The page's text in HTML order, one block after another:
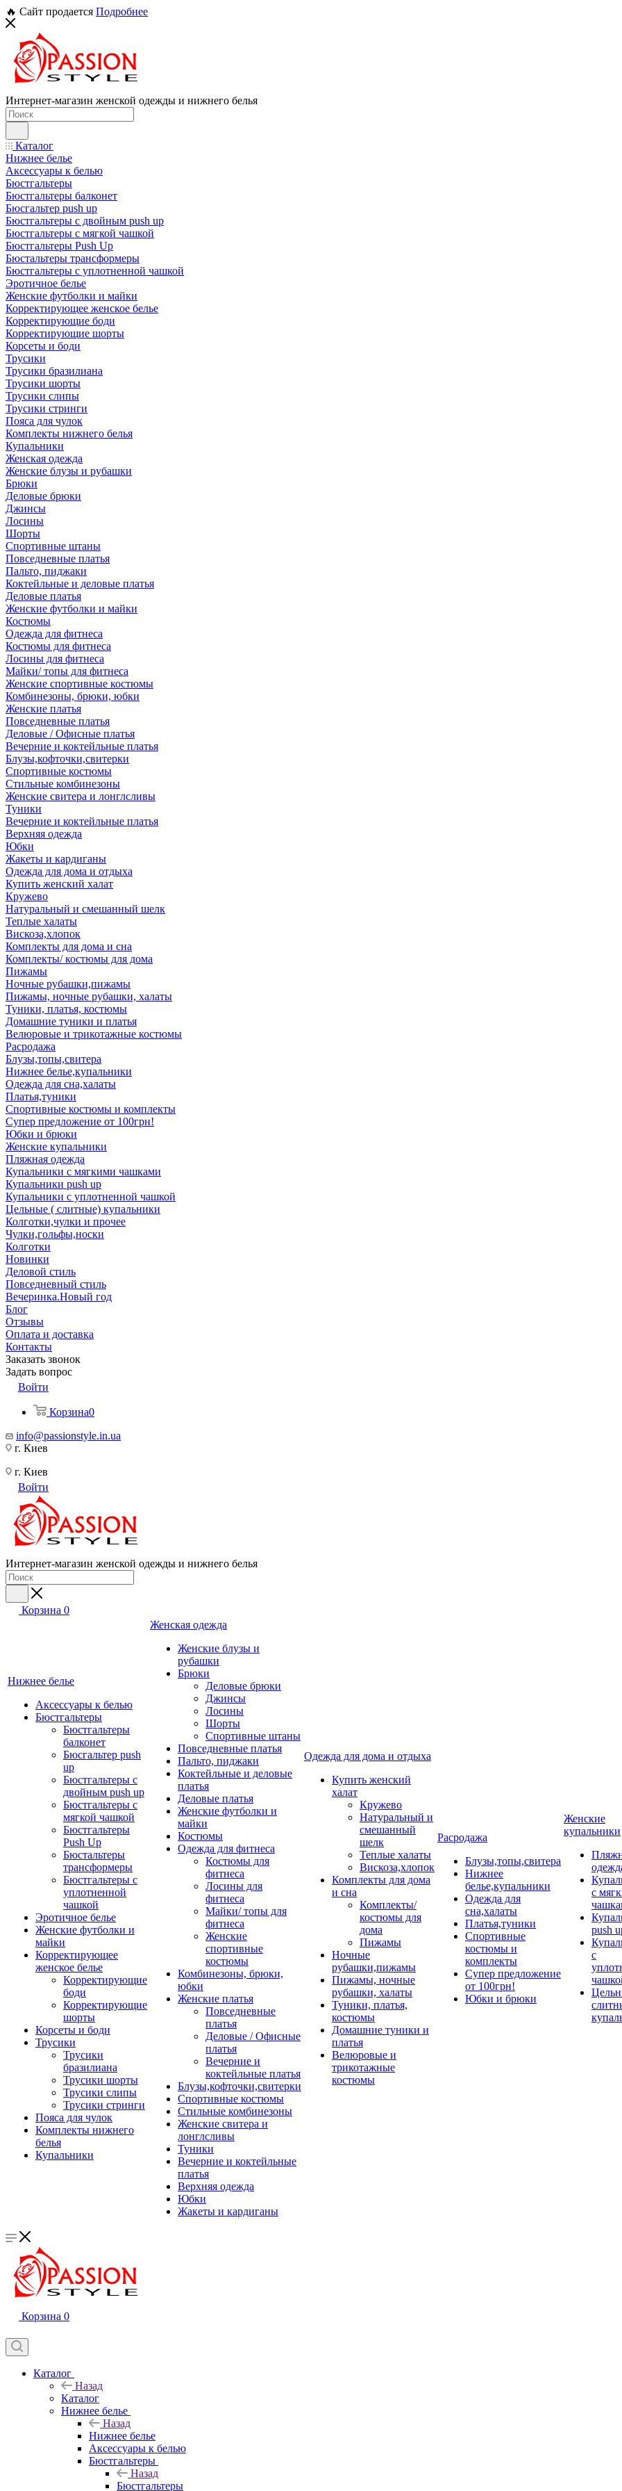
🔥 Сайт продается Подробнее
Интернет-магазин женской одежды и нижнего белья
Каталог
Нижнее белье
Аксессуары к белью
Бюстгальтеры
Бюстгальтеры балконет
Бюсгальтер push up
Бюстгальтеры с двойным push up
Бюстгальтеры с мягкой чашкой
Бюстгальтеры Push Up
Бюстальтеры трансформеры
Бюстгальтеры с уплотненной чашкой
Эротичное белье
Женские футболки и майки
Корректирующее женское белье
Корректирующие боди
Корректирующие шорты
Корсеты и боди
Трусики
Трусики бразилиана
Трусики шорты
Трусики слипы
Трусики стринги
Пояса для чулок
Комплекты нижнего белья
Купальники
Женская одежда
Женские блузы и рубашки
Брюки
Деловые брюки
Джинсы
Лосины
Шорты
Спортивные штаны
Повседневные платья
Пальто, пиджаки
Коктейльные и деловые платья
Деловые платья
Женские футболки и майки
Костюмы
Одежда для фитнеса
Костюмы для фитнеса
Лосины для фитнеса
Майки/ топы для фитнеса
Женские спортивные костюмы
Комбинезоны, брюки, юбки
Женские платья
Повседневные платья
Деловые / Офисные платья
Вечерние и коктейльные платья
Блузы,кофточки,свитерки
Спортивные костюмы
Стильные комбинезоны
Женские свитера и лонглсливы
Туники
Вечерние и коктейльные платья
Верхняя одежда
Юбки
Жакеты и кардиганы
Одежда для дома и отдыха
Купить женский халат
Кружево
Натуральный и смешанный шелк
Теплые халаты
Вискоза,хлопок
Комплекты для дома и сна
Комплекты/ костюмы для дома
Пижамы
Ночные рубашки,пижамы
Пижамы, ночные рубашки, халаты
Туники, платья, костюмы
Домашние туники и платья
Велюровые и трикотажные костюмы
Расродажа
Блузы,топы,свитера
Нижнее белье,купальники
Одежда для сна,халаты
Платья,туники
Спортивные костюмы и комплекты
Супер предложение от 100грн!
Юбки и брюки
Женские купальники
Пляжная одежда
Купальники с мягкими чашками
Купальники push up
Купальники с уплотненной чашкой
Цельные ( слитные) купальники
Колготки,чулки и прочее
Чулки,гольфы,носки
Колготки
Новинки
Деловой стиль
Повседневный стиль
Вечеринка.Новый год
Блог
Отзывы
Оплата и доставка
Контакты
Заказать звонок
Задать вопрос
Войти
Корзина0
info@passionstyle.in.ua
г. Киев
г. Киев
Войти
Интернет-магазин женской одежды и нижнего белья
Корзина 0
Нижнее белье
Аксессуары к белью
Бюстгальтеры
Бюстгальтеры
балконет
Бюсгальтер push
up
Бюстгальтеры с
двойным push up
Бюстгальтеры с
мягкой чашкой
Бюстгальтеры
Push Up
Бюстальтеры
трансформеры
Бюстгальтеры с
уплотненной
чашкой
Эротичное белье
Женские футболки и
майки
Корректирующее
женское белье
Корректирующие
боди
Корректирующие
шорты
Корсеты и боди
Трусики
Трусики
бразилиана
Трусики шорты
Трусики слипы
Трусики стринги
Пояса для чулок
Комплекты нижнего
белья
Купальники
Женская одежда
Женские блузы и
рубашки
Брюки
Деловые брюки
Джинсы
Лосины
Шорты
Спортивные штаны
Повседневные платья
Пальто, пиджаки
Коктейльные и деловые
платья
Деловые платья
Женские футболки и
майки
Костюмы
Одежда для фитнеса
Костюмы для
фитнеса
Лосины для
фитнеса
Майки/ топы для
фитнеса
Женские
спортивные
костюмы
Комбинезоны, брюки,
юбки
Женские платья
Повседневные
платья
Деловые / Офисные
платья
Вечерние и
коктейльные платья
Блузы,кофточки,свитерки
Спортивные костюмы
Стильные комбинезоны
Женские свитера и
лонглсливы
Туники
Вечерние и коктейльные
платья
Верхняя одежда
Юбки
Жакеты и кардиганы
Одежда для дома и отдыха
Купить женский
халат
Кружево
Натуральный и
смешанный
шелк
Теплые халаты
Вискоза,хлопок
Комплекты для дома
и сна
Комплекты/
костюмы для
дома
Пижамы
Ночные
рубашки,пижамы
Пижамы, ночные
рубашки, халаты
Туники, платья,
костюмы
Домашние туники и
платья
Велюровые и
трикотажные
костюмы
Расродажа
Блузы,топы,свитера
Нижнее
белье,купальники
Одежда для
сна,халаты
Платья,туники
Спортивные
костюмы и
комплекты
Супер предложение
от 100грн!
Юбки и брюки
Женские
купальники
с
push
с
Корзина 0
Каталог
Назад
Каталог
Нижнее белье
Назад
Нижнее белье
Аксессуары к белью
Бюстгальтеры
Назад
Бюстгальтеры